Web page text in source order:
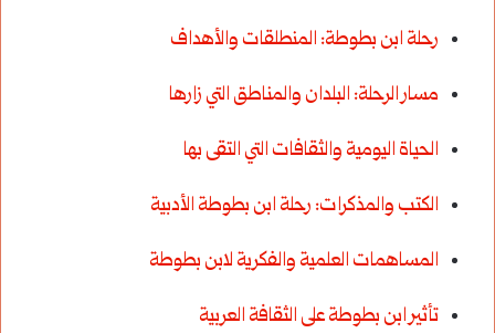
رحلة ابن بطوطة: المنطلقات والأهداف
مسار الرحلة: البلدان والمناطق التي زارها
الحياة اليومية والثقافات التي التقى بها
الكتب والمذكرات: رحلة ابن بطوطة الأدبية
المساهمات العلمية والفكرية لابن بطوطة
تأثير ابن بطوطة على الثقافة العربية